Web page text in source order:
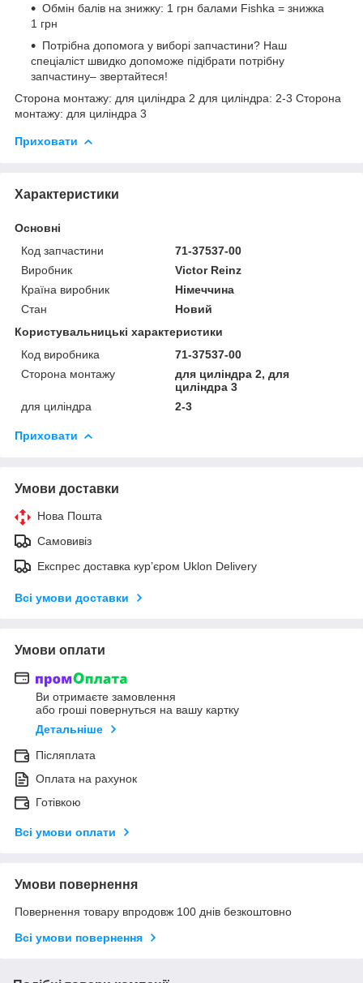
Обмін балів на знижку: 1 грн балами Fishka = знижка
1 грн
Потрібна допомога у виборі запчастини? Наш
спеціаліст швидко допоможе підібрати потрібну
запчастину– звертайтеся!
Сторона монтажу: для циліндра 2 для циліндра: 2-3 Сторона
монтажу: для циліндра 3
Приховати
Характеристики
Основні
Код запчастини
71-37537-00
Виробник
Victor Reinz
Країна виробник
Німеччина
Стан
Новий
Користувальницькі характеристики
Код виробника
71-37537-00
Сторона монтажу
для циліндра 2, для
циліндра 3
для циліндра
2-3
Приховати
Умови доставки
Нова Пошта
Самовивіз
Експрес доставка кур’єром Uklon Delivery
Всі умови доставки
Умови оплати
Ви отримаєте замовлення
або гроші повернуться на вашу картку
Детальніше
Післяплата
Оплата на рахунок
Готівкою
Всі умови оплати
Умови повернення
Повернення товару впродовж 100 днів безкоштовно
Всі умови повернення